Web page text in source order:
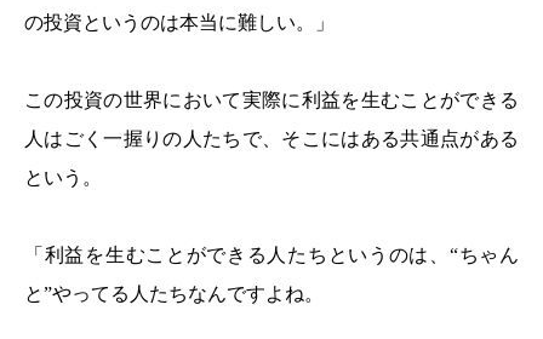
の投資というのは本当に難しい。」
この投資の世界において実際に利益を生むことができる
人はごく一握りの人たちで、そこにはある共通点がある
という。
「利益を生むことができる人たちというのは、“ちゃん
と”やってる人たちなんですよね。